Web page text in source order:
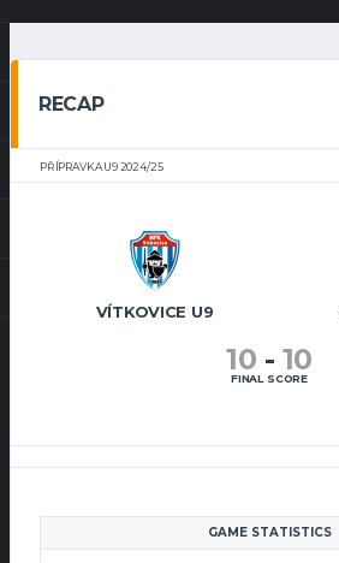
RECAP
PŘÍPRAVKA U9 2024/25
VÍTKOVICE U9
10 - 10
FINAL SCORE
GAME STATISTICS